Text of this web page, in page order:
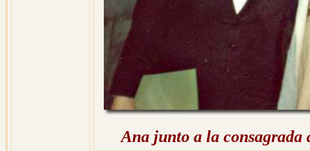
Ana junto a la consagrada